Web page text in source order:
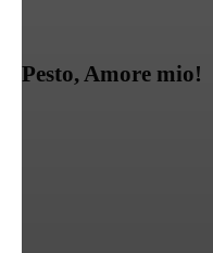
Pesto, Amore mio!